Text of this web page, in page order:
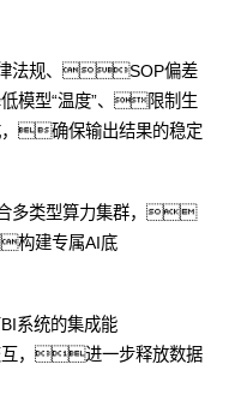
律法规、SOP偏差
模型“温度”、限制生
确保输出结果的稳定
多类型算力集群，
构建专属AI底
系统的集成能
，进一步释放数据